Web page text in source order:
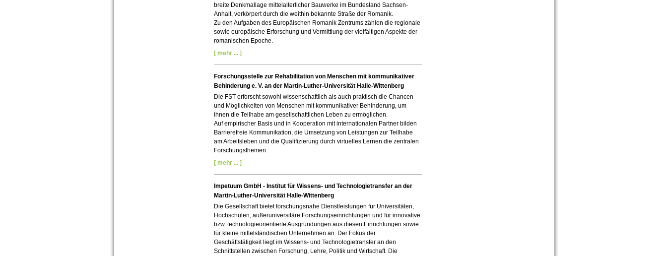
breite Denkmallage mittelalterlicher Bauwerke im Bundesland Sachsen-
Anhalt, verkörpert durch die weithin bekannte Straße der Romanik.
Zu den Aufgaben des Europäischen Romanik Zentrums zählen die regionale
sowie europäische Erforschung und Vermittlung der vielfältigen Aspekte der
romanischen Epoche.
[ mehr ... ]
Forschungsstelle zur Rehabilitation von Menschen mit kommunikativer
Behinderung e. V. an der Martin-Luther-Universität Halle-Wittenberg
Die FST erforscht sowohl wissenschaftlich als auch praktisch die Chancen
und Möglichkeiten von Menschen mit kommunikativer Behinderung, um
ihnen die Teilhabe am gesellschaftlichen Leben zu ermöglichen.
Auf empirischer Basis und in Kooperation mit internationalen Partner bilden
Barrierefreie Kommunikation, die Umsetzung von Leistungen zur Teilhabe
am Arbeitsleben und die Qualifizierung durch virtuelles Lernen die zentralen
Forschungsthemen.
[ mehr ... ]
Impetuum GmbH - Institut für Wissens- und Technologietransfer an der
Martin-Luther-Universität Halle-Wittenberg
Die Gesellschaft bietet forschungsnahe Dienstleistungen für Universitäten,
Hochschulen, außeruniversitäre Forschungseinrichtungen und für innovative
bzw. technologieorientierte Ausgründungen aus diesen Einrichtungen sowie
für kleine mittelständischen Unternehmen an. Der Fokus der
Geschäftstätigkeit liegt im Wissens- und Technologietransfer an den
Schnittstellen zwischen Forschung, Lehre, Politik und Wirtschaft. Die